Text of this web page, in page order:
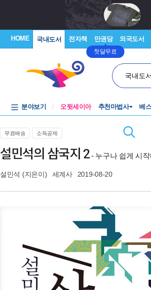
HOME 국내도서 전자책 만권당
첫달무료
외국도서
국내도
분야보기 오뒷세이아 추천마법사 베
무료배송 소득공제
설민석의 삼국지 2- 누구나 쉽게 시
설민석 (지은이) 세계사 2019-08-20